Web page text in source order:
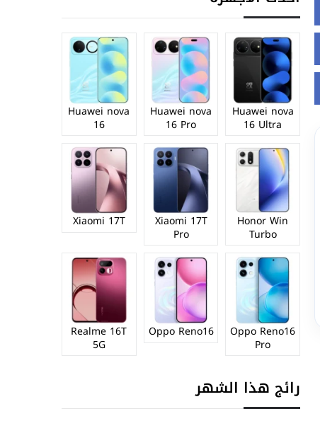
Huawei nova
16 Ultra
Huawei nova
16 Pro
Huawei nova
16
Honor Win
Turbo
Xiaomi 17T
Pro
Xiaomi 17T
Oppo Reno16
Pro
Oppo Reno16
Realme 16T
5G
رائج هذا الشهر